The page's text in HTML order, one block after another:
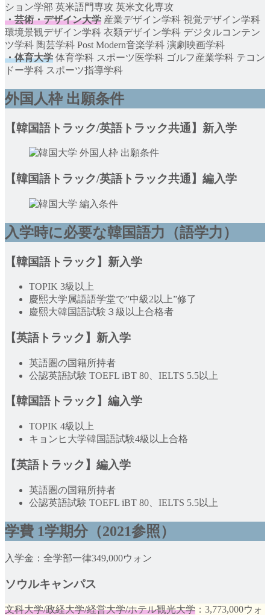
ション学部 英米語門専攻 英米文化専攻
・芸術・デザイン大学 産業デザイン学科 視覚デザイン学科
環境景観デザイン学科 衣類デザイン学科 デジタルコンテン
ツ学科 陶芸学科 Post Modern音楽学科 演劇映画学科
・体育大学 体育学科 スポーツ医学科 ゴルフ産業学科 テコン
ドー学科 スポーツ指導学科
外国人枠 出願条件
【韓国語トラック/英語トラック共通】新入学
【韓国語トラック/英語トラック共通】編入学
入学時に必要な韓国語力（語学力）
【韓国語トラック】新入学
TOPIK 3級以上
慶熙大学属語語学堂で”中級2以上”修了
慶熙大韓国語試験３級以上合格者
【英語トラック】新入学
英語圏の国籍所持者
公認英語試験 TOEFL iBT 80、IELTS 5.5以上
【韓国語トラック】編入学
TOPIK 4級以上
キョンヒ大学韓国語試験4級以上合格
【英語トラック】編入学
英語圏の国籍所持者
公認英語試験 TOEFL iBT 80、IELTS 5.5以上
学費 1学期分 （2021参照）
入学金：全学部一律349,000ウォン
ソウルキャンパス
文科大学/政経大学/経営大学/ホテル観光大学 ：3,773,000ウォ